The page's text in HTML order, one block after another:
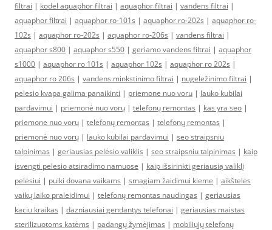
filtrai | kodel aquaphor filtrai | aquaphor filtrai | vandens filtrai |
aquaphor filtrai | aquaphor ro-101s | aquaphor ro-202s | aquaphor ro-
102s | aquaphor ro-202s | aquaphor ro-206s | vandens filtrai |
aquaphor s800 | aquaphor s550 | geriamo vandens filtrai | aquaphor
s1000 | aquaphor ro 101s | aquaphor 102s | aquaphor ro 202s |
aquaphor ro 206s | vandens minkstinimo filtrai | nugeležinimo filtrai |
pelesio kvapa galima panaikinti | priemone nuo voru | lauko kubilai
pardavimui | priemonė nuo vorų | telefonų remontas | kas yra seo |
priemone nuo voru | telefonų remontas | telefonų remontas |
priemonė nuo vorų | lauko kubilai pardavimui | seo straipsniu
talpinimas | geriausias pelėsio valiklis | seo straipsniu talpinimas | kaip
isvengti pelesio atsiradimo namuose | kaip išsirinkti geriausią valiklį
pelėsiui | puiki dovana vaikams | smagiam žaidimui kieme | aikštelės
vaikų laiko praleidimui | telefonų remontas naudingas | geriausias
kaciu kraikas | dazniausiai gendantys telefonai | geriausias maistas
sterilizuotoms katėms | padangų žymėjimas | mobiliųjų telefonų